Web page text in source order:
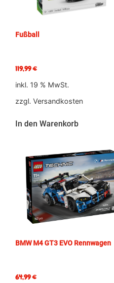
Fußball
119,99€
inkl. 19 % MwSt.
zzgl.Versandkosten
In den Warenkorb
BMW M4 GT3 EVO Rennwagen
64,99€